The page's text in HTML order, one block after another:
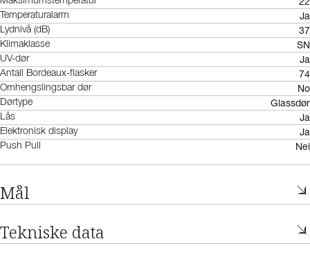
Temperaturalarm Ja
Lydnivå (dB) 37
Klimaklasse SN
UV-dør Ja
Antall Bordeaux-flasker 74
Omhengslingsbar dør No
Dørtype Glassdør
Lås Ja
Elektronisk display Ja
Push Pull Nei
Mål
Tekniske data